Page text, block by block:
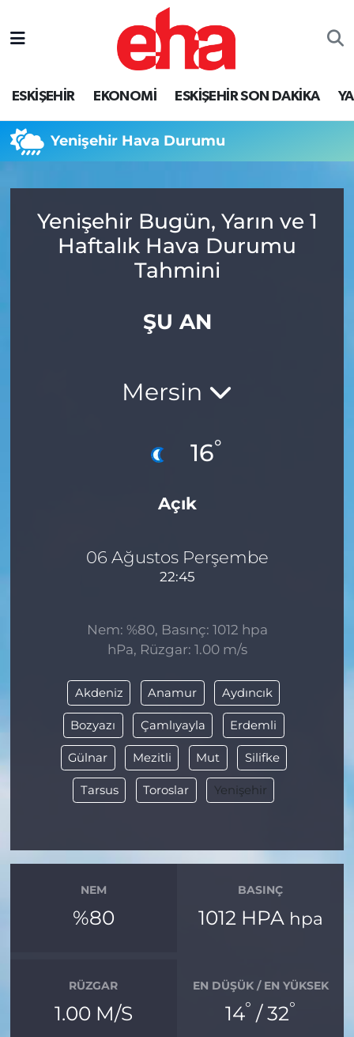
ESKİŞEHİR EKONOMİ ESKİŞEHİR SON DAKİKA
Yenişehir Hava Durumu
Yenişehir Bugün, Yarın ve 1
Haftalık Hava Durumu
Tahmini
ŞU AN
Mersin
16°
Açık
06 Ağustos Perşembe
22:45
Nem: %80, Basınç: 1012 hpa
hPa, Rüzgar: 1.00 m/s
Akdeniz Anamur Aydıncık
Bozyazı Çamlıyayla Erdemli
Gülnar Mezitli Mut Silifke
Tarsus Toroslar Yenişehir
NEM
%80
BASINÇ
1012 HPA hpa
RÜZGAR
1.00 M/S
EN DÜŞÜK / EN YÜKSEK
14° / 32°